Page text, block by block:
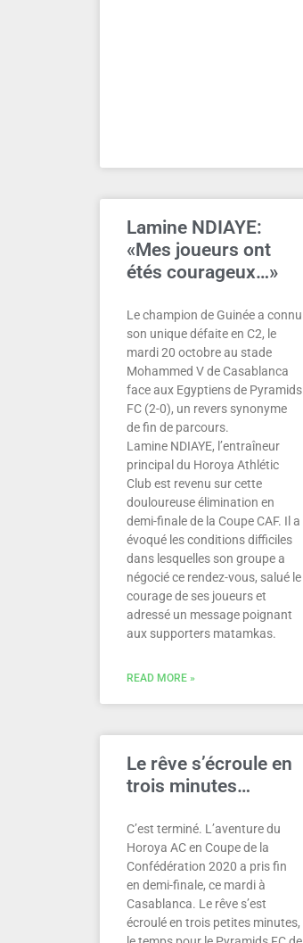
Lamine NDIAYE:
«Mes joueurs ont
étés courageux…»
Le champion de Guinée a connu
son unique défaite en C2, le
mardi 20 octobre au stade
Mohammed V de Casablanca
face aux Egyptiens de Pyramids
FC (2-0), un revers synonyme
de fin de parcours.
Lamine NDIAYE, l’entraîneur
principal du Horoya Athlétic
Club est revenu sur cette
douloureuse élimination en
demi-finale de la Coupe CAF. Il a
évoqué les conditions difficiles
dans lesquelles son groupe a
négocié ce rendez-vous, salué le
courage de ses joueurs et
adressé un message poignant
aux supporters matamkas.
READ MORE »
Le rêve s’écroule en
trois minutes…
C’est terminé. L’aventure du
Horoya AC en Coupe de la
Confédération 2020 a pris fin
en demi-finale, ce mardi à
Casablanca. Le rêve s’est
écroulé en trois petites minutes,